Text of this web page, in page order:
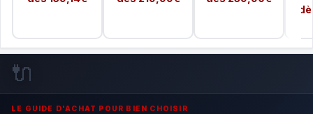
🔌
LE GUIDE D'ACHAT POUR BIEN CHOISIR